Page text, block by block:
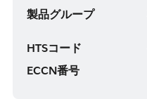
製品グループ
HTSコード
ECCN番号